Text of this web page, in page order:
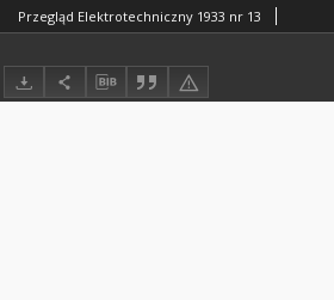
Przegląd Elektrotechniczny 1933 nr 13